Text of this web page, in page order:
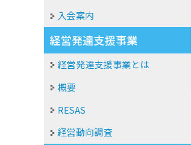
入会案内
経営発達支援事業
経営発達支援事業とは
概要
RESAS
経営動向調査